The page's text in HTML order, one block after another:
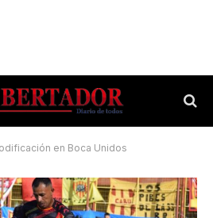
en Boca Unidos